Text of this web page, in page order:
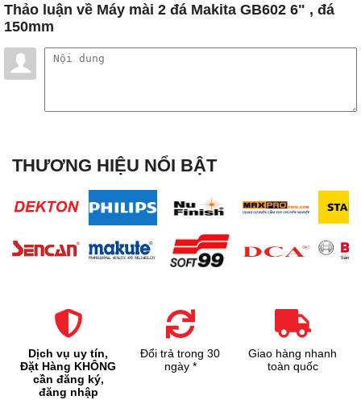
Thảo luận về Máy mài 2 đá Makita GB602 6" , đá
150mm
THƯƠNG HIỆU NỔI BẬT
Dịch vụ uy tín,
Đặt Hàng KHÔNG
cần đăng ký,
đăng nhập
Đổi trả trong 30
ngày *
Giao hàng nhanh
toàn quốc